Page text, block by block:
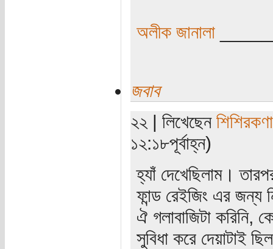
অলীক জানালা
জবাব
২২ | লিখেছেন শিশিরকণা
১২:১৮পূর্বাহ্ন)
হ্যাঁ দেখেছিলাম।
ফান্ড রেইজিং এর জন্য
ঐ গলাবাজিটা করিনি,
সুবিধা করে দেয়াটাই